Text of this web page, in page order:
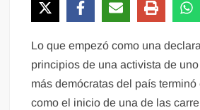
Lo que empezó como una
principios de una activista de
más demócratas del país terminó
como el inicio de una de las